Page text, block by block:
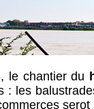
le chantier du
: les
serot